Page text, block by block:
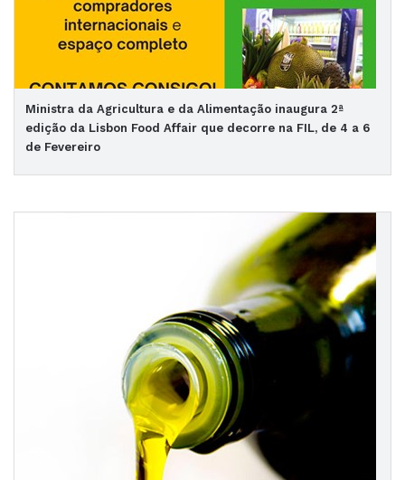
Ministra da Agricultura e da Alimentação inaugura 2ª
edição da Lisbon Food Affair que decorre na FIL, de 4 a 6
de Fevereiro